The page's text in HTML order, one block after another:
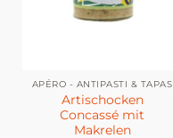
APÉRO - ANTIPASTI & TAPAS
Artischocken
Concassé mit
Makrelen